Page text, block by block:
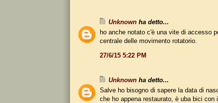
Unknown ha detto...
ho anche notato c'è una vite di accesso
centrale delle movimento rotatorio.
27/6/15 5:22 PM
Unknown ha detto...
Salve ho bisogno di sapere la data di
che ho appena restaurato, è uba bici con